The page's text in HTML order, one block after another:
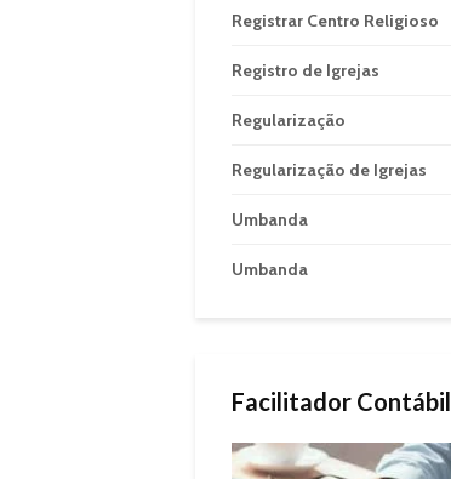
Registrar Centro Religioso
Registro de Igrejas
Regularização
Regularização de Igrejas
Umbanda
Umbanda
Facilitador Contábil